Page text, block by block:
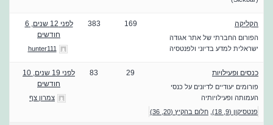
הקליקה
הפורום החברתי של אתר אגודה
ישראלית למדע בדיוני ולפנטסיה
169
383
לפני 12 שנים, 6
חודשים
hunter111
כנסים ופעילויות
פורומים יעודיים לדיונים על כנסי
העמותה ופעילויותיה
פנטסיקון (9, 18)
חלום בהקיץ (20, 36)
29
83
לפני 19 שנים, 10
חודשים
צמרון צף